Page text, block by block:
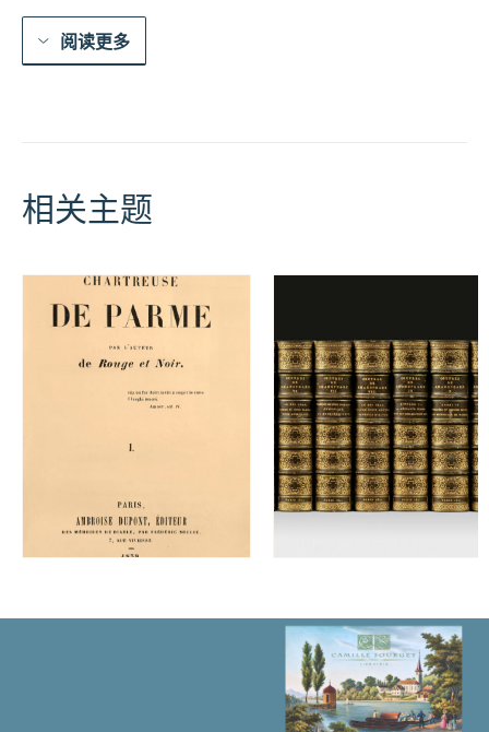
阅读更多
相关主题